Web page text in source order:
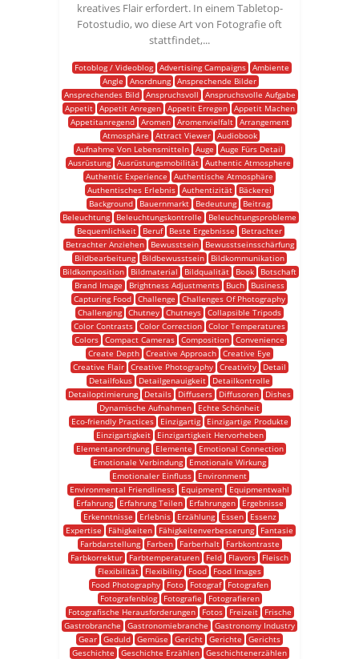
kreatives Flair erfordert. In einem Tabletop-
Fotostudio, wo diese Art von Fotografie oft
stattfindet,...
Fotoblog / Videoblog Advertising Campaigns
Ambiente
Angle
Anordnung Ansprechende Bilder
Ansprechendes Bild
Anspruchsvoll
Anspruchsvolle Aufgabe
Appetit
Appetit Anregen Appetit Erregen
Appetit Machen
Appetitanregend
Aromen Aromenvielfalt
Arrangement
Atmosphäre
Attract Viewer
Audiobook
Aufnahme Von Lebensmitteln Auge
Auge Fürs Detail
Ausrüstung Ausrüstungsmobilität Authentic Atmosphere
Authentic Experience
Authentische Atmosphäre
Authentisches Erlebnis Authentizität
Bäckerei
Background
Bauernmarkt Bedeutung
Beitrag
Beleuchtung
Beleuchtungskontrolle
Beleuchtungsprobleme
Bequemlichkeit
Beruf Beste Ergebnisse
Betrachter
Betrachter Anziehen
Bewusstsein
Bewusstseinsschärfung
Bildbearbeitung
Bildbewusstsein
Bildkommunikation
Bildkomposition
Bildmaterial Bildqualität Book
Botschaft
Brand Image
Brightness Adjustments Buch
Business
Capturing Food Challenge
Challenges Of Photography
Challenging Chutney Chutneys Collapsible Tripods
Color Contrasts Color Correction Color Temperatures
Colors Compact Cameras Composition Convenience
Create Depth Creative Approach Creative Eye
Creative Flair Creative Photography Creativity
Detail
Detailfokus
Detailgenauigkeit
Detailkontrolle
Detailoptimierung
Details Diffusers Diffusoren
Dishes
Dynamische Aufnahmen
Echte Schönheit
Eco-friendly Practices
Einzigartig
Einzigartige Produkte
Einzigartigkeit
Einzigartigkeit Hervorheben
Elementanordnung
Elemente
Emotional Connection
Emotionale Verbindung
Emotionale Wirkung
Emotionaler Einfluss
Environment
Environmental Friendliness
Equipment
Equipmentwahl
Erfahrung
Erfahrung Teilen Erfahrungen
Ergebnisse
Erkenntnisse
Erlebnis Erzählung Essen
Essenz
Expertise
Fähigkeiten Fähigkeitenverbesserung
Fantasie
Farbdarstellung
Farben Farberhalt
Farbkontraste
Farbkorrektur
Farbtemperaturen Feld Flavors
Fleisch
Flexibilität
Flexibility Food
Food Images
Food Photography
Foto Fotograf
Fotografen
Fotografenblog
Fotografie
Fotografieren
Fotografische Herausforderungen
Fotos Freizeit
Frische
Gastrobranche
Gastronomiebranche
Gastronomy Industry
Gear Geduld Gemüse Gericht Gerichte
Gerichts
Geschichte
Geschichte Erzählen Geschichtenerzählen